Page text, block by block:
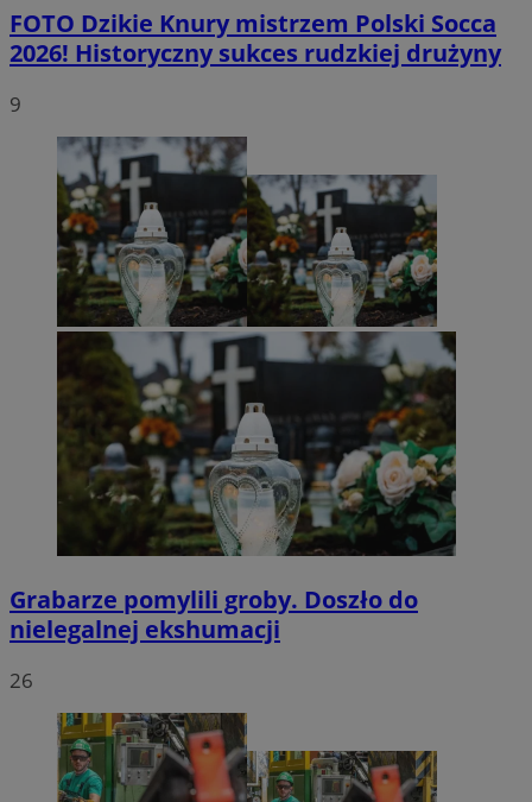
FOTO Dzikie Knury mistrzem Polski Socca
2026! Historyczny sukces rudzkiej drużyny
9
Grabarze pomylili groby. Doszło do
nielegalnej ekshumacji
26